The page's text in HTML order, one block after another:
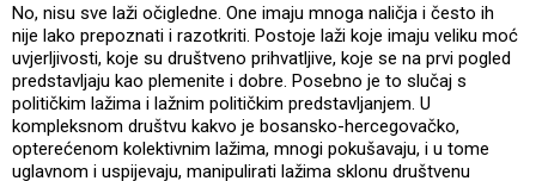
No, nisu sve laži očigledne. One imaju mnoga naličja i često ih
nije lako prepoznati i razotkriti. Postoje laži koje imaju veliku moć
uvjerljivosti, koje su društveno prihvatljive, koje se na prvi pogled
predstavljaju kao plemenite i dobre. Posebno je to slučaj s
političkim lažima i lažnim političkim predstavljanjem. U
kompleksnom društvu kakvo je bosansko-hercegovačko,
opterećenom kolektivnim lažima, mnogi pokušavaju, i u tome
uglavnom i uspijevaju, manipulirati lažima sklonu društvenu